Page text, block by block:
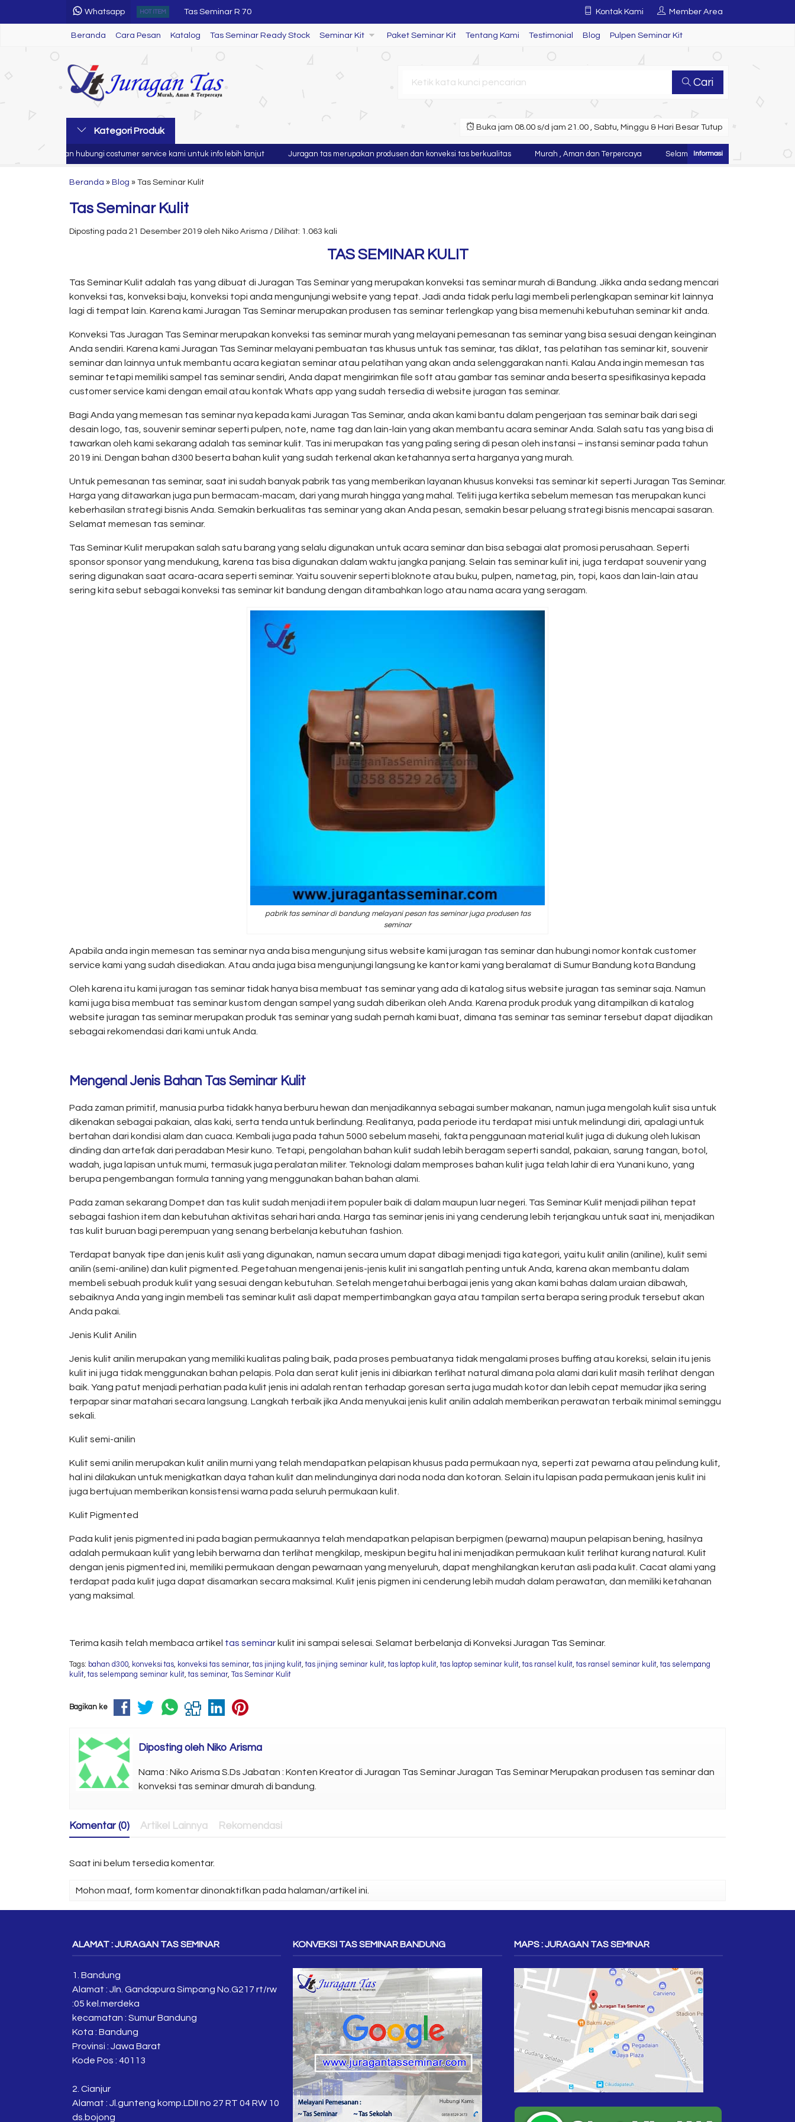
Whatsapp HOT ITEM Tas Seminar SL 62
Tas Seminar SL 34
Tumbler Seminar Kit
Tas Seminar SL 40
Tas Seminar SL 77
Tas Seminar R 08
Tas Seminar R 70
Kontak Kami Member Area
Beranda Cara Pesan Katalog Tas Seminar Ready Stock Seminar Kit Paket Seminar Kit Tentang Kami Testimonial Blog Pulpen Seminar Kit
Cari
Kategori Produk Buka jam 08.00 s/d jam 21.00 , Sabtu, Minggu & Hari Besar Tutup
Silahkan hubungi costumer service kami untuk info lebih lanjut Juragan tas merupakan produsen dan konveksi tas berkualitas Murah , Aman dan Terpercaya Selamat Datang di Website Juragan Tas ~
Beranda » Blog » Tas Seminar Kulit
Tas Seminar Kulit
Diposting pada 21 Desember 2019 oleh Niko Arisma / Dilihat: 1.063 kali
TAS SEMINAR KULIT
Tas Seminar Kulit adalah tas yang dibuat di Juragan Tas Seminar yang merupakan konveksi tas seminar murah di Bandung. Jikka anda sedang mencari
konveksi tas, konveksi baju, konveksi topi anda mengunjungi website yang tepat. Jadi anda tidak perlu lagi membeli perlengkapan seminar kit lainnya
lagi di tempat lain. Karena kami Juragan Tas Seminar merupakan produsen tas seminar terlengkap yang bisa memenuhi kebutuhan seminar kit anda.
Konveksi Tas Juragan Tas Seminar merupakan konveksi tas seminar murah yang melayani pemesanan tas seminar yang bisa sesuai dengan keinginan
Anda sendiri. Karena kami Juragan Tas Seminar melayani pembuatan tas khusus untuk tas seminar, tas diklat, tas pelatihan tas seminar kit, souvenir
seminar dan lainnya untuk membantu acara kegiatan seminar atau pelatihan yang akan anda selenggarakan nanti. Kalau Anda ingin memesan tas
seminar tetapi memiliki sampel tas seminar sendiri, Anda dapat mengirimkan file soft atau gambar tas seminar anda beserta spesifikasinya kepada
customer service kami dengan email atau kontak Whats app yang sudah tersedia di website juragan tas seminar.
Bagi Anda yang memesan tas seminar nya kepada kami Juragan Tas Seminar, anda akan kami bantu dalam pengerjaan tas seminar baik dari segi
desain logo, tas, souvenir seminar seperti pulpen, note, name tag dan lain-lain yang akan membantu acara seminar Anda. Salah satu tas yang bisa di
tawarkan oleh kami sekarang adalah tas seminar kulit. Tas ini merupakan tas yang paling sering di pesan oleh instansi – instansi seminar pada tahun
2019 ini. Dengan bahan d300 beserta bahan kulit yang sudah terkenal akan ketahannya serta harganya yang murah.
Untuk pemesanan tas seminar, saat ini sudah banyak pabrik tas yang memberikan layanan khusus konveksi tas seminar kit seperti Juragan Tas Seminar.
Harga yang ditawarkan juga pun bermacam-macam, dari yang murah hingga yang mahal. Teliti juga kertika sebelum memesan tas merupakan kunci
keberhasilan strategi bisnis Anda. Semakin berkualitas tas seminar yang akan Anda pesan, semakin besar peluang strategi bisnis mencapai sasaran.
Selamat memesan tas seminar.
Tas Seminar Kulit merupakan salah satu barang yang selalu digunakan untuk acara seminar dan bisa sebagai alat promosi perusahaan. Seperti
sponsor sponsor yang mendukung, karena tas bisa digunakan dalam waktu jangka panjang. Selain tas seminar kulit ini, juga terdapat souvenir yang
sering digunakan saat acara-acara seperti seminar. Yaitu souvenir seperti bloknote atau buku, pulpen, nametag, pin, topi, kaos dan lain-lain atau
sering kita sebut sebagai konveksi tas seminar kit bandung dengan ditambahkan logo atau nama acara yang seragam.
pabrik tas seminar di bandung melayani pesan tas seminar juga produsen tas
seminar
Apabila anda ingin memesan tas seminar nya anda bisa mengunjung situs website kami juragan tas seminar dan hubungi nomor kontak customer
service kami yang sudah disediakan. Atau anda juga bisa mengunjungi langsung ke kantor kami yang beralamat di Sumur Bandung kota Bandung
Oleh karena itu kami juragan tas seminar tidak hanya bisa membuat tas seminar yang ada di katalog situs website juragan tas seminar saja. Namun
kami juga bisa membuat tas seminar kustom dengan sampel yang sudah diberikan oleh Anda. Karena produk produk yang ditampilkan di katalog
website juragan tas seminar merupakan produk tas seminar yang sudah pernah kami buat, dimana tas seminar tas seminar tersebut dapat dijadikan
sebagai rekomendasi dari kami untuk Anda.
Mengenal Jenis Bahan Tas Seminar Kulit
Pada zaman primitif, manusia purba tidakk hanya berburu hewan dan menjadikannya sebagai sumber makanan, namun juga mengolah kulit sisa untuk
dikenakan sebagai pakaian, alas kaki, serta tenda untuk berlindung. Realitanya, pada periode itu terdapat misi untuk melindungi diri, apalagi untuk
bertahan dari kondisi alam dan cuaca. Kembali juga pada tahun 5000 sebelum masehi, fakta penggunaan material kulit juga di dukung oleh lukisan
dinding dan artefak dari peradaban Mesir kuno. Tetapi, pengolahan bahan kulit sudah lebih beragam seperti sandal, pakaian, sarung tangan, botol,
wadah, juga lapisan untuk mumi, termasuk juga peralatan militer. Teknologi dalam memproses bahan kulit juga telah lahir di era Yunani kuno, yang
berupa pengembangan formula tanning yang menggunakan bahan bahan alami.
Pada zaman sekarang Dompet dan tas kulit sudah menjadi item populer baik di dalam maupun luar negeri. Tas Seminar Kulit menjadi pilihan tepat
sebagai fashion item dan kebutuhan aktivitas sehari hari anda. Harga tas seminar jenis ini yang cenderung lebih terjangkau untuk saat ini, menjadikan
tas kulit buruan bagi perempuan yang senang berbelanja kebutuhan fashion.
Terdapat banyak tipe dan jenis kulit asli yang digunakan, namun secara umum dapat dibagi menjadi tiga kategori, yaitu kulit anilin (aniline), kulit semi
anilin (semi-aniline) dan kulit pigmented. Pegetahuan mengenai jenis-jenis kulit ini sangatlah penting untuk Anda, karena akan membantu dalam
membeli sebuah produk kulit yang sesuai dengan kebutuhan. Setelah mengetahui berbagai jenis yang akan kami bahas dalam uraian dibawah,
sebaiknya Anda yang ingin membeli tas seminar kulit asli dapat mempertimbangkan gaya atau tampilan serta berapa sering produk tersebut akan
Anda pakai.
Jenis Kulit Anilin
Jenis kulit anilin merupakan yang memiliki kualitas paling baik, pada proses pembuatanya tidak mengalami proses buffing atau koreksi, selain itu jenis
kulit ini juga tidak menggunakan bahan pelapis. Pola dan serat kulit jenis ini dibiarkan terlihat natural dimana pola alami dari kulit masih terlihat dengan
baik. Yang patut menjadi perhatian pada kulit jenis ini adalah rentan terhadap goresan serta juga mudah kotor dan lebih cepat memudar jika sering
terpapar sinar matahari secara langsung. Langkah terbaik jika Anda menyukai jenis kulit anilin adalah memberikan perawatan terbaik minimal seminggu
sekali.
Kulit semi-anilin
Kulit semi anilin merupakan kulit anilin murni yang telah mendapatkan pelapisan khusus pada permukaan nya, seperti zat pewarna atau pelindung kulit,
hal ini dilakukan untuk menigkatkan daya tahan kulit dan melindunginya dari noda noda dan kotoran. Selain itu lapisan pada permukaan jenis kulit ini
juga bertujuan memberikan konsistensi warna pada seluruh permukaan kulit.
Kulit Pigmented
Pada kulit jenis pigmented ini pada bagian permukaannya telah mendapatkan pelapisan berpigmen (pewarna) maupun pelapisan bening, hasilnya
adalah permukaan kulit yang lebih berwarna dan terlihat mengkilap, meskipun begitu hal ini menjadikan permukaan kulit terlihat kurang natural. Kulit
dengan jenis pigmented ini, memiliki permukaan dengan pewarnaan yang menyeluruh, dapat menghilangkan kerutan asli pada kulit. Cacat alami yang
terdapat pada kulit juga dapat disamarkan secara maksimal. Kulit jenis pigmen ini cenderung lebih mudah dalam perawatan, dan memiliki ketahanan
yang maksimal.
Terima kasih telah membaca artikel tas seminar kulit ini sampai selesai. Selamat berbelanja di Konveksi Juragan Tas Seminar.
Tags: bahan d300, konveksi tas, konveksi tas seminar,tas jinjing kulit,tas jinjing seminar kulit,tas laptop kulit,tas laptop seminar kulit,tas ransel kulit,tas ransel seminar kulit,tas selempang
kulit,tas selempang seminar kulit,tas seminar, Tas Seminar Kulit
Bagikan ke
Diposting oleh Niko Arisma
Nama : Niko Arisma S.Ds Jabatan : Konten Kreator di Juragan Tas Seminar Juragan Tas Seminar Merupakan produsen tas seminar dan
konveksi tas seminar dmurah di bandung.
Komentar (0) Artikel Lainnya Rekomendasi
Saat ini belum tersedia komentar.
Mohon maaf, form komentar dinonaktifkan pada halaman/artikel ini.
ALAMAT : JURAGAN TAS SEMINAR
1. Bandung
Alamat : Jln. Gandapura Simpang No.G217 rt/rw
:05 kel.merdeka
kecamatan : Sumur Bandung
Kota : Bandung
Provinsi : Jawa Barat
Kode Pos : 40113
2. Cianjur
Alamat : Jl.gunteng komp.LDII no 27 RT 04 RW 10
ds.bojong
KONVEKSI TAS SEMINAR BANDUNG MAPS : JURAGAN TAS SEMINAR